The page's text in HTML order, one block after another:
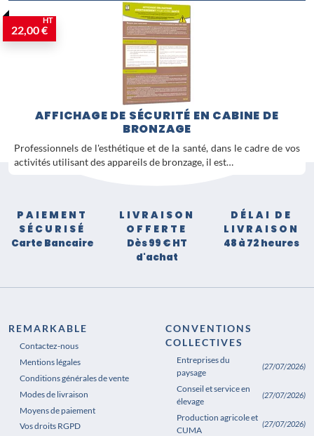
22,00 €
HT
AFFICHAGE DE SÉCURITÉ EN CABINE DE
BRONZAGE
Professionnels de l'esthétique et de la santé, dans le cadre de vos
activités utilisant des appareils de bronzage, il est…
PAIEMENT
SÉCURISÉ
Carte Bancaire
LIVRAISON
OFFERTE
Dès 99 € HT
d'achat
DÉLAI DE
LIVRAISON
48 à 72 heures
REMARKABLE
Contactez-nous
Mentions légales
Conditions générales de vente
Modes de livraison
Moyens de paiement
Vos droits RGPD
CONVENTIONS
COLLECTIVES
Entreprises du
paysage
(27/07/2026)
Conseil et service en
élevage
(27/07/2026)
Production agricole et
CUMA
(27/07/2026)